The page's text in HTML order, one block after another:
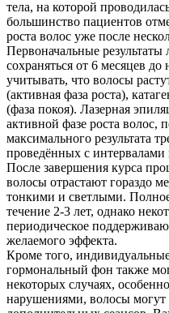
тела, на которой
большинство пациентов
роста волос уже после
Первоначальные
сохраняться от 6 месяцев до
учитывать, что волосы
(активная фаза роста),
(фаза покоя). Лазерная
активной фазе роста волос,
максимального результата
проведённых с интервалами
После завершения курса
волосы отрастают гораздо
тонкими и светлыми.
течение 2-3 лет, однако
периодическое
желаемого эффекта.
Кроме того,
гормональный фон также
некоторых случаях,
нарушениями, волосы могут